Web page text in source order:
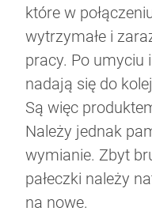
które w
wytrzymałe i
pracy. Po umyciu
nadają się do
Są więc
Należy jednak
wymianie. Zbyt
pałeczki należy
na nowe.